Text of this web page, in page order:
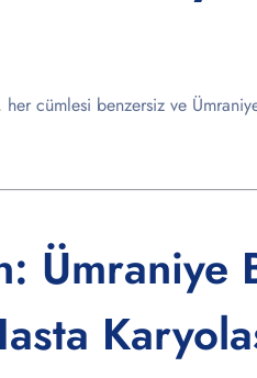
cümlesi benzersiz ve
Ümraniye